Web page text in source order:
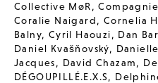
Collective MøR,
Coralie Naigard, Cornelia
Balny, Cyril Haouzi, Dan
Daniel Kvašňovský,
Jacques, David Chazam,
DÉGOUPILLÉ.E.X.S,